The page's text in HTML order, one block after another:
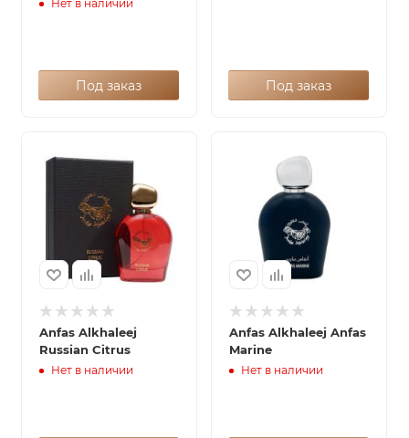
Нет в наличии
Под заказ Под заказ
Anfas Alkhaleej
Russian Citrus
Нет в наличии
Anfas Alkhaleej Anfas
Marine
Нет в наличии